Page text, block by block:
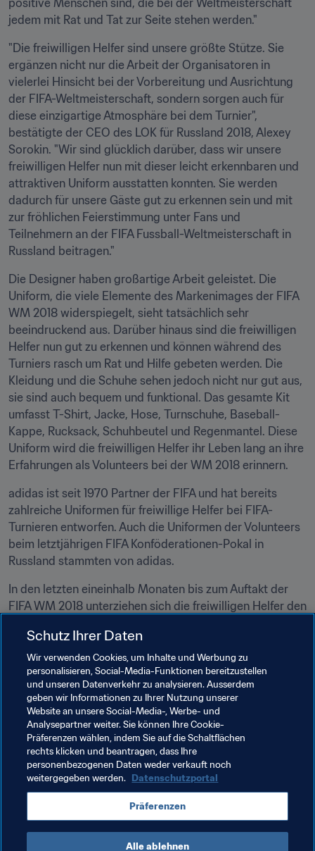
positive Menschen sind, die bei der Weltmeisterschaft
jedem mit Rat und Tat zur Seite stehen werden."
"Die freiwilligen Helfer sind unsere größte Stütze. Sie
ergänzen nicht nur die Arbeit der Organisatoren in
vielerlei Hinsicht bei der Vorbereitung und Ausrichtung
der FIFA-Weltmeisterschaft, sondern sorgen auch für
diese einzigartige Atmosphäre bei dem Turnier",
bestätigte der CEO des LOK für Russland 2018, Alexey
Sorokin. "Wir sind glücklich darüber, dass wir unsere
freiwilligen Helfer nun mit dieser leicht erkennbaren und
attraktiven Uniform ausstatten konnten. Sie werden
dadurch für unsere Gäste gut zu erkennen sein und mit
zur fröhlichen Feierstimmung unter Fans und
Teilnehmern an der FIFA Fussball-Weltmeisterschaft in
Russland beitragen."
Die Designer haben großartige Arbeit geleistet. Die
Uniform, die viele Elemente des Markenimages der FIFA
WM 2018 widerspiegelt, sieht tatsächlich sehr
beeindruckend aus. Darüber hinaus sind die freiwilligen
Helfer nun gut zu erkennen und können während des
Turniers rasch um Rat und Hilfe gebeten werden. Die
Kleidung und die Schuhe sehen jedoch nicht nur gut aus,
sie sind auch bequem und funktional. Das gesamte Kit
umfasst T-Shirt, Jacke, Hose, Turnschuhe, Baseball-
Kappe, Rucksack, Schuhbeutel und Regenmantel. Diese
Uniform wird die freiwilligen Helfer ihr Leben lang an ihre
Erfahrungen als Volunteers bei der WM 2018 erinnern.
adidas ist seit 1970 Partner der FIFA und hat bereits
zahlreiche Uniformen für freiwillige Helfer bei FIFA-
Turnieren entworfen. Auch die Uniformen der Volunteers
beim letztjährigen FIFA Konföderationen-Pokal in
Russland stammten von adidas.
In den letzten eineinhalb Monaten bis zum Auftakt der
FIFA WM 2018 unterziehen sich die freiwilligen Helfer den
sie nun ihre Schulung zum größten Teil absolviert haben,
nehmen sie noch an Testspielen in den Stadien und
anschließend an weiteren Coachings an den WM-
Standorten in den Austragungsstätten teil. Dann werden
alle Volunteers in der Lage sein, in die Atmosphäre der
mit Spannung erwarteten ersten FIFA-Weltmeisterschaft
auf russischem Boden einzutauchen.
Verwandte Themen
Volunteers
Schutz Ihrer Daten
Wir verwenden Cookies, um Inhalte und Werbung zu
personalisieren, Social-Media-Funktionen bereitzustellen
und unseren Datenverkehr zu analysieren. Ausserdem
geben wir Informationen zu Ihrer Nutzung unserer
Website an unsere Social-Media-, Werbe- und
Analysepartner weiter. Sie können Ihre Cookie-
Präferenzen wählen, indem Sie auf die Schaltflächen
rechts klicken und beantragen, dass Ihre
personenbezogenen Daten weder verkauft noch
weitergegeben werden. Datenschutzportal
Präferenzen
Alle ablehnen